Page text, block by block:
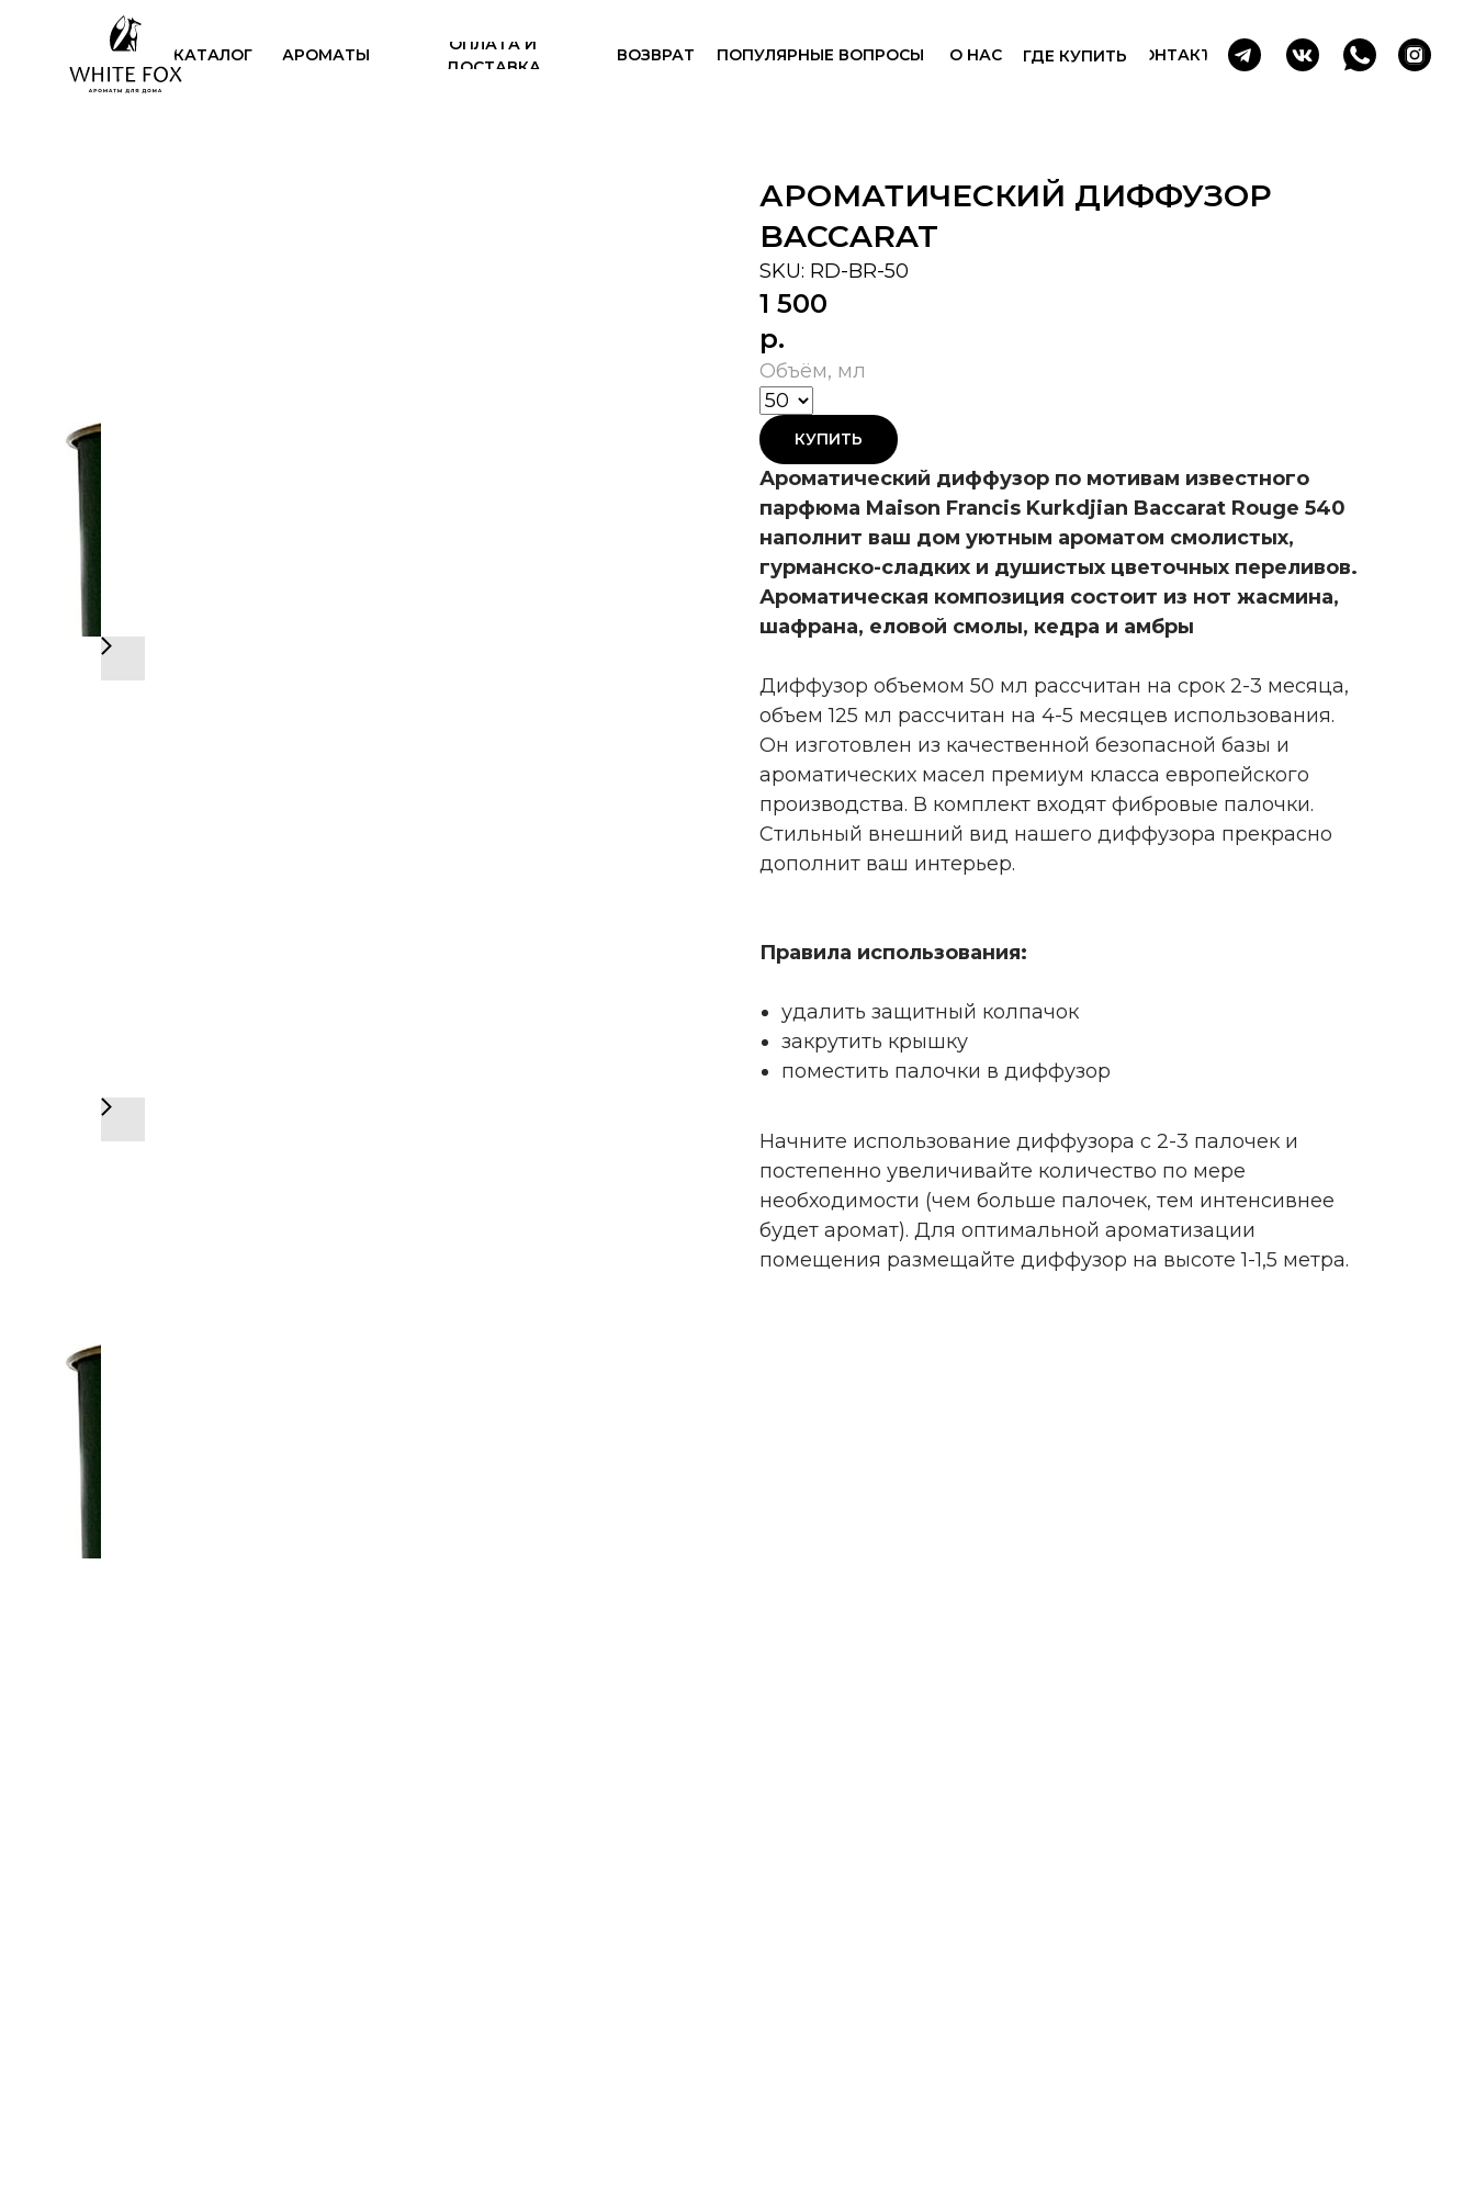
КАТАЛОГ
ОПЛАТА И
ДОСТАВКА
ВОЗВРАТ ПОПУЛЯРНЫЕ ВОПРОСЫ О НАС КОНТАКТЫ
АРОМАТЫ ГДЕ КУПИТЬ
АРОМАТИЧЕСКИЙ ДИФФУЗОР
BACCARAT
SKU: RD-BR-50
1 500
р.
Объём, мл
КУПИТЬ
Ароматический диффузор по мотивам известного
парфюма Maison Francis Kurkdjian Baccarat Rouge 540
наполнит ваш дом уютным ароматом смолистых,
гурманско-сладких и душистых цветочных переливов.
Ароматическая композиция состоит из нот жасмина,
шафрана, еловой смолы, кедра и амбры
Диффузор объемом 50 мл рассчитан на срок 2-3 месяца,
объем 125 мл рассчитан на 4-5 месяцев использования.
Он изготовлен из качественной безопасной базы и
ароматических масел премиум класса европейского
производства. В комплект входят фибровые палочки.
Стильный внешний вид нашего диффузора прекрасно
дополнит ваш интерьер.
Правила использования:
удалить защитный колпачок
закрутить крышку
поместить палочки в диффузор
Начните использование диффузора с 2-3 палочек и
постепенно увеличивайте количество по мере
необходимости (чем больше палочек, тем интенсивнее
будет аромат). Для оптимальной ароматизации
помещения размещайте диффузор на высоте 1-1,5 метра.